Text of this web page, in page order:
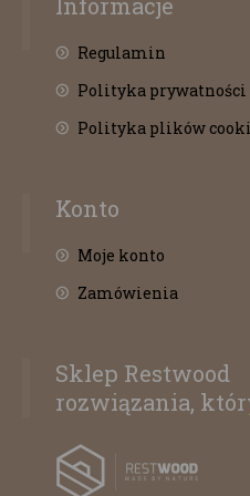
Regulamin
Polityka prywatności
Polityka plików
Konto
Moje konto
Zamówienia
Sklep Restwood
rozwiązania,